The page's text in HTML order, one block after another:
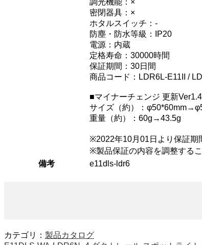
密閉器具：×
ホタルスイッチ：-
防塵・防水等級：IP20
電源：内蔵
定格寿命：30000時間
保証期間：30日間
商品コード：LDR6L-E11II /
■マイナーチェンジ 更新
サイズ（約）：
重量（約）：60g→43.5g
※2022年10月01日より保証期
※製品保証の内容を調整する
備考
e11dls-ldr6
カテゴリ： 製品カタログ